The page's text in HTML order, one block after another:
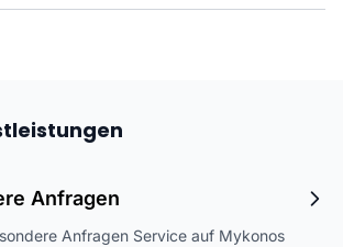
Anfragen
Anfragen Service auf Mykonos